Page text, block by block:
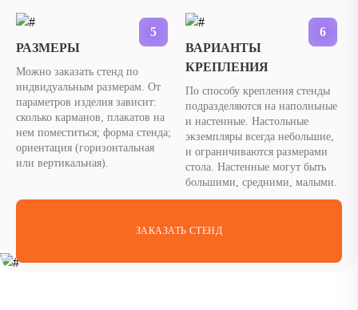
РАЗМЕРЫ
Можно заказать стенд по
индвидуальным размерам. От
параметров изделия зависит:
сколько карманов, плакатов на
нем поместиться; форма стенда;
ориентация (горизонтальная
или вертикальная).
5
ВАРИАНТЫ
КРЕПЛЕНИЯ
По способу крепления стенды
подразделяются на наполньные
и настенные. Настольные
экземпляры всегда небольшие,
и ограничиваются размерами
стола. Настенные могут быть
большими, средними, малыми.
6
ЗАКАЗАТЬ СТЕНД